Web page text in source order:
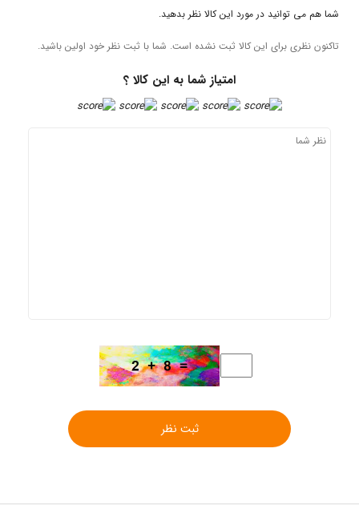
در مورد این کالا نظر بدهید.
این کالا ثبت نشده است. شما با ثبت نظر خود اولین باشید.
امتیاز شما به این کالا ؟